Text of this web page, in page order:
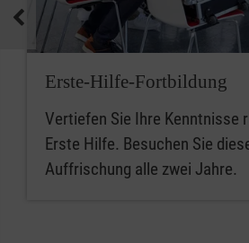
Erste-Hilfe-Fortbildung
Vertiefen Sie Ihre Kenntnisse
Erste Hilfe. Besuchen Sie
Auffrischung alle zwei Jahre.